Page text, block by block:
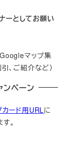
ーとしてお願い
Googleマップ集
、ご紹介など）
ペーン
ード用URLに
。